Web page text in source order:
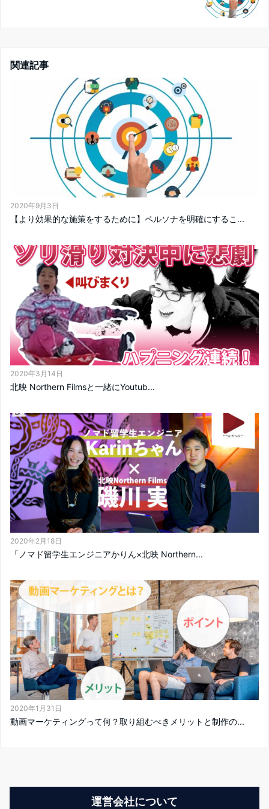
関連記事
2020年9月3日
【より効果的な施策をするために】ペルソナを明確にするこ...
2020年3月14日
北映 Northern Filmsと一緒にYoutub...
2020年2月18日
「ノマド留学生エンジニアかりん×北映 Northern...
2020年1月31日
動画マーケティングって何？取り組むべきメリットと制作の...
運営会社について